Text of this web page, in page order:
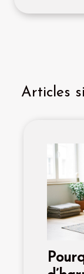
Articles